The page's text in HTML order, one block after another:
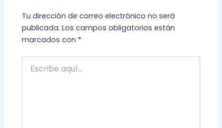
Tu dirección de correo electrónico no será
publicada. Los campos obligatorios están
marcados con *
aquí...